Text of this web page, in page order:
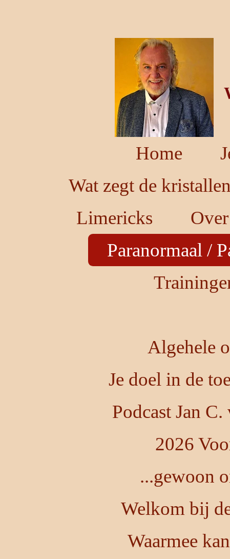
Home
Wat zegt de
Limericks
Paranormaal /
Algehele
Je doel in de
Podcast Jan
2026
...gewoon
Welkom bij
Waarmee